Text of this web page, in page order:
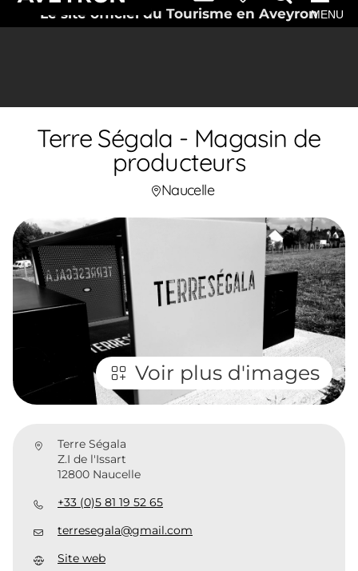
Le site officiel du Tourisme en AveyronMENU
Terre Ségala - Magasin de
producteurs
Naucelle
Voir plus d'images
Terre Ségala
Z.I de l'Issart
12800 Naucelle
+33 (0)5 81 19 52 65
terresegala@gmail.com
Site web